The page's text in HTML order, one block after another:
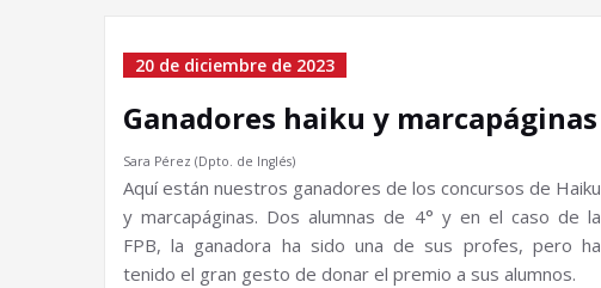
20 de diciembre de 2023
Ganadores haiku y marcapáginas
Sara Pérez (Dpto. de Inglés)
Aquí están nuestros ganadores de los concursos de Haiku
y marcapáginas. Dos alumnas de 4° y en el caso de la
FPB, la ganadora ha sido una de sus profes, pero ha
tenido el gran gesto de donar el premio a sus alumnos.